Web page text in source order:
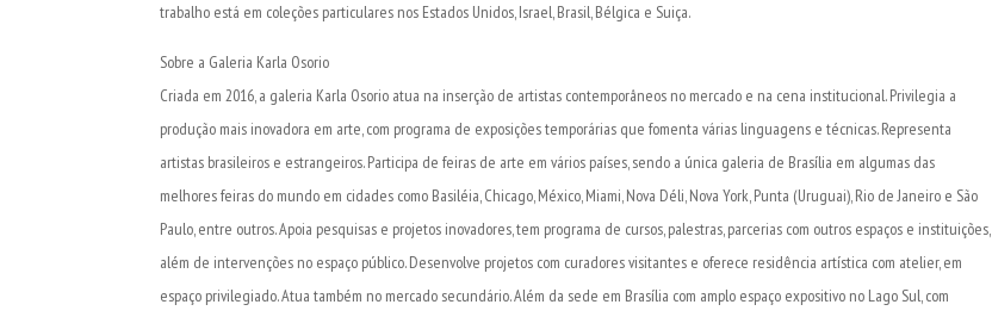
trabalho está em coleções particulares nos Estados Unidos, Israel, Brasil, Bélgica e Suiça.
Sobre a Galeria Karla Osorio
Criada em 2016, a galeria Karla Osorio atua na inserção de artistas contemporâneos no mercado e na cena institucional. Privilegia a
produção mais inovadora em arte, com programa de exposições temporárias que fomenta várias linguagens e técnicas. Representa
artistas brasileiros e estrangeiros. Participa de feiras de arte em vários países, sendo a única galeria de Brasília em algumas das
melhores feiras do mundo em cidades como Basiléia, Chicago, México, Miami, Nova Déli, Nova York, Punta (Uruguai), Rio de Janeiro e São
Paulo, entre outros. Apoia pesquisas e projetos inovadores, tem programa de cursos, palestras, parcerias com outros espaços e instituições,
além de intervenções no espaço público. Desenvolve projetos com curadores visitantes e oferece residência artística com atelier, em
espaço privilegiado. Atua também no mercado secundário. Além da sede em Brasília com amplo espaço expositivo no Lago Sul, com